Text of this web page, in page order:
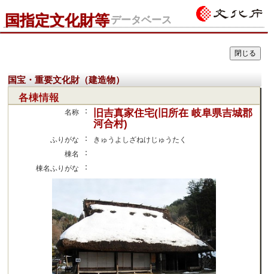
国指定文化財等データベース
国宝・重要文化財（建造物）
各棟情報
名称 ：
旧吉真家住宅(旧所在 岐阜県吉城郡
河合村)
ふりがな ：
きゅうよしざねけじゅうたく
棟名
：
棟名ふりがな ：